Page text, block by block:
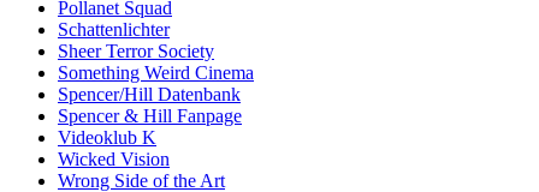
Pollanet Squad
Schattenlichter
Sheer Terror Society
Something Weird Cinema
Spencer/Hill Datenbank
Spencer & Hill Fanpage
Videoklub K
Wicked Vision
Wrong Side of the Art